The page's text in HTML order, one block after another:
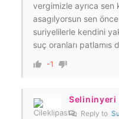
vergimizle ayrıca sen
asagılyorsun sen
suriyelilerle kendini
suç oranları patlamıs
-1
Selininyeri
Reply to